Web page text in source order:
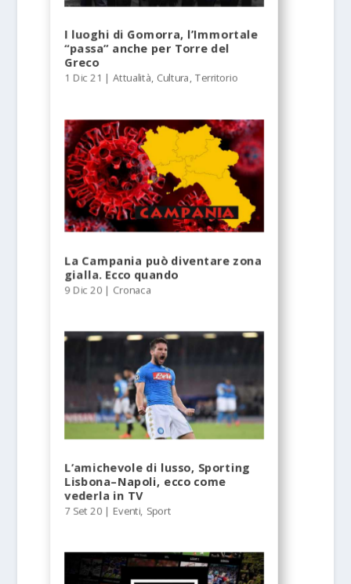
I luoghi di Gomorra, l’Immortale
“passa” anche per Torre del
Greco
1 Dic 21 |Attualità, Cultura,Territorio
La Campania può diventare zona
gialla. Ecco quando
9 Dic 20 | Cronaca
L’amichevole di lusso, Sporting
Lisbona–Napoli, ecco come
vederla in TV
7 Set 20 | Eventi, Sport